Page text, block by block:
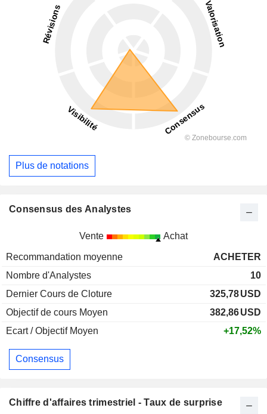
Plus de notations
Consensus des Analystes
Vente Achat
Recommandation moyenne
ACHETER
Nombre d'Analystes
10
Dernier Cours de Cloture
325,78USD
Objectif de cours Moyen
382,86USD
Ecart / Objectif Moyen
+17,52%
Consensus
Chiffre d'affaires trimestriel - Taux de surprise